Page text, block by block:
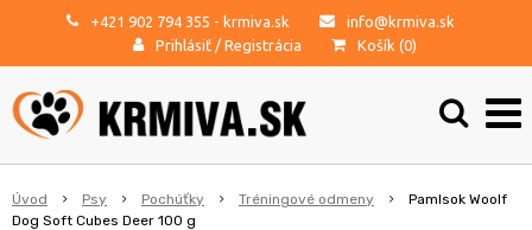
+421 902 794 355 - krmiva.sk
info@krmiva.sk
Prihlásiť / Registrácia Košík (0)
Úvod Psy Pochúťky Tréningové odmeny
Pamlsok Woolf
Dog Soft Cubes Deer 100 g